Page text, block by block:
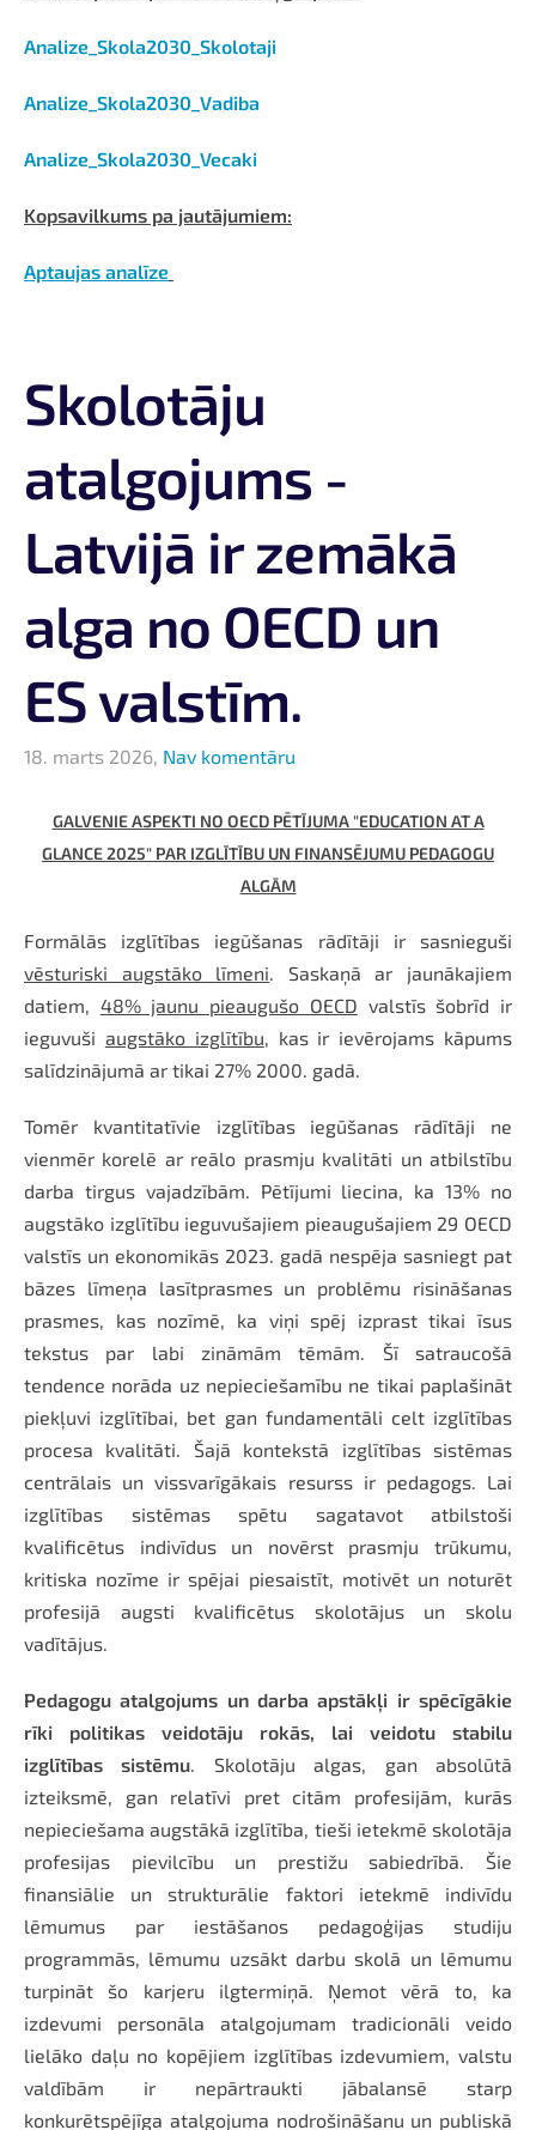
Analize_Skola2030_Skolotaji
Analize_Skola2030_Vadiba
Analize_Skola2030_Vecaki
Kopsavilkums pa jautājumiem:
Aptaujas analīze
Skolotāju
atalgojums -
Latvijā ir zemākā
alga no OECD un
ES valstīm.
18. marts 2026, Nav komentāru
GALVENIE ASPEKTI NO OECD PĒTĪJUMA "EDUCATION AT A
GLANCE 2025" PAR IZGLĪTĪBU UN FINANSĒJUMU PEDAGOGU
ALGĀM
Formālās izglītības iegūšanas rādītāji ir sasnieguši
vēsturiski augstāko līmeni . Saskaņā ar jaunākajiem
datiem, 48% jaunu pieaugušo OECD valstīs šobrīd ir
ieguvuši augstāko izglītību , kas ir ievērojams kāpums
salīdzinājumā ar tikai 27% 2000. gadā.
Tomēr kvantitatīvie izglītības iegūšanas rādītāji ne
vienmēr korelē ar reālo prasmju kvalitāti un atbilstību
darba tirgus vajadzībām. Pētījumi liecina, ka 13% no
augstāko izglītību ieguvušajiem pieaugušajiem 29 OECD
valstīs un ekonomikās 2023. gadā nespēja sasniegt pat
bāzes līmeņa lasītprasmes un problēmu risināšanas
prasmes, kas nozīmē, ka viņi spēj izprast tikai īsus
tekstus par labi zināmām tēmām. Šī satraucošā
tendence norāda uz nepieciešamību ne tikai paplašināt
piekļuvi izglītībai, bet gan fundamentāli celt izglītības
procesa kvalitāti. Šajā kontekstā izglītības sistēmas
centrālais un vissvarīgākais resurss ir pedagogs. Lai
izglītības sistēmas spētu sagatavot atbilstoši
kvalificētus indivīdus un novērst prasmju trūkumu,
kritiska nozīme ir spējai piesaistīt, motivēt un noturēt
profesijā augsti kvalificētus skolotājus un skolu
vadītājus.
Pedagogu atalgojums un darba apstākļi ir spēcīgākie
rīki politikas veidotāju rokās, lai veidotu stabilu
izglītības sistēmu . Skolotāju algas, gan absolūtā
izteiksmē, gan relatīvi pret citām profesijām, kurās
nepieciešama augstākā izglītība, tieši ietekmē skolotāja
profesijas pievilcību un prestižu sabiedrībā. Šie
finansiālie un strukturālie faktori ietekmē indivīdu
lēmumus par iestāšanos pedagoģijas studiju
programmās, lēmumu uzsākt darbu skolā un lēmumu
turpināt šo karjeru ilgtermiņā. Ņemot vērā to, ka
izdevumi personāla atalgojumam tradicionāli veido
lielāko daļu no kopējiem izglītības izdevumiem, valstu
valdībām ir nepārtraukti jābalansē starp
konkurētspējīga atalgojuma nodrošināšanu un publiskā